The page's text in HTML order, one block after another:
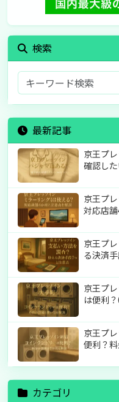
検索
最新記事
京王プ
確認し
京王プ
対応店
京王プ
る決済
京王プ
は便利
京王プ
便利？
カテゴリ